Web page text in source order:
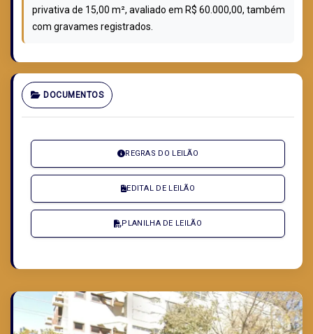
privativa de 15,00 m², avaliado em R$ 60.000,00, também
com gravames registrados.
DOCUMENTOS
REGRAS DO LEILÃO
EDITAL DE LEILÃO
PLANILHA DE LEILÃO